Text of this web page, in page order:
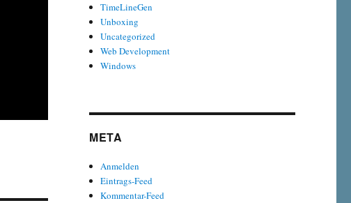
TimeLineGen
Unboxing
Uncategorized
Web Development
Windows
META
Anmelden
Eintrags-Feed
Kommentar-Feed